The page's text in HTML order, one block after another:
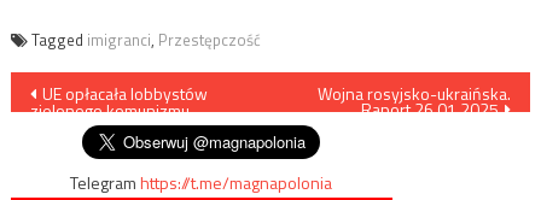
Tagged imigranci, Przestępczość
Nawigacja
wpisu
UE opłacała lobbystów
zielonego komunizmu
Wojna rosyjsko-ukraińska.
Raport 26.01.2025
Telegramhttps://t.me/magnapolonia